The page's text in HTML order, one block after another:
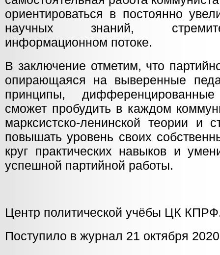
ориентироваться в постоянно
научных знаний,
информационном потоке.
В заключение отметим, что
опирающаяся на выверенные
принципы,
сможет пробудить в каждом
марксистско-ленинской теории и
повышать уровень своих
круг практических навыков и
успешной партийной работы.
Центр политической учёбы ЦК
Поступило в журнал 21 октября 2020